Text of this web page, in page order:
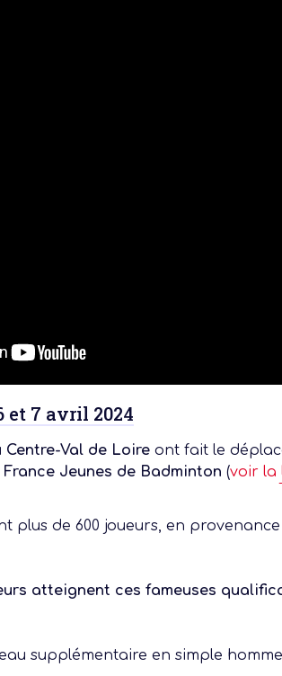
et 7 avril 2024
Centre-Val de Loire ont fait le
Jeunes de Badminton (voir la
plus de 600 joueurs, en
atteignent ces fameuses
supplémentaire en simple